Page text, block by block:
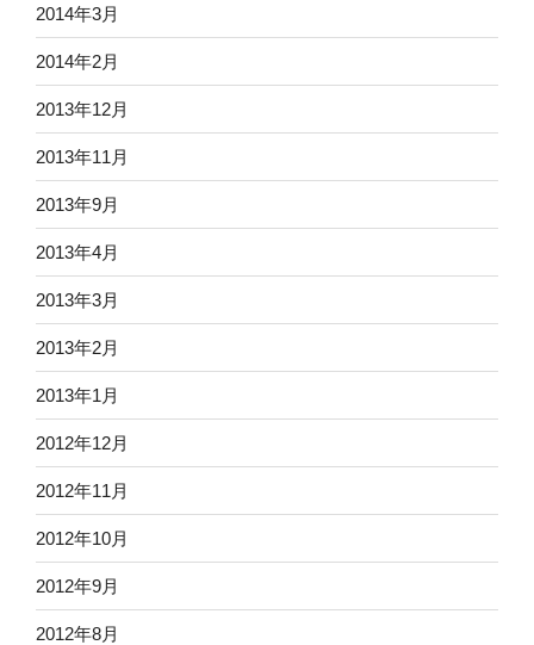
2014年3月
2014年2月
2013年12月
2013年11月
2013年9月
2013年4月
2013年3月
2013年2月
2013年1月
2012年12月
2012年11月
2012年10月
2012年9月
2012年8月